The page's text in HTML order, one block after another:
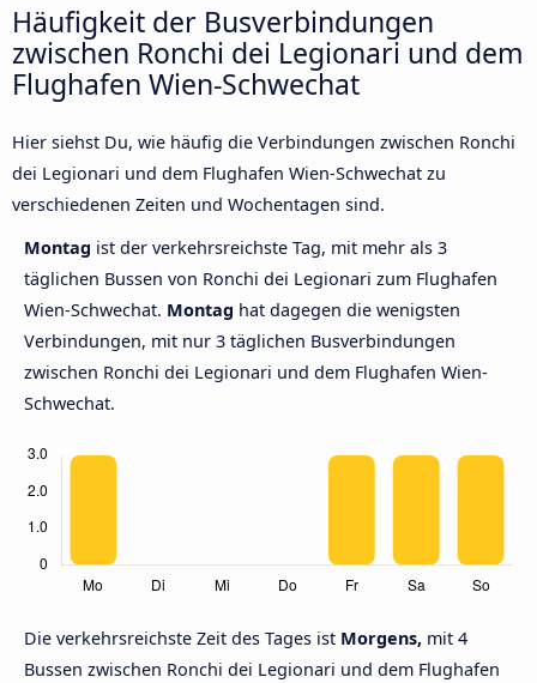
Häufigkeit der Busverbindungen
zwischen Ronchi dei Legionari und dem
Flughafen Wien-Schwechat
Hier siehst Du, wie häufig die Verbindungen zwischen Ronchi
dei Legionari und dem Flughafen Wien-Schwechat zu
verschiedenen Zeiten und Wochentagen sind.
Montag ist der verkehrsreichste Tag, mit mehr als 3
täglichen Bussen von Ronchi dei Legionari zum Flughafen
Wien-Schwechat. Montag hat dagegen die wenigsten
Verbindungen, mit nur 3 täglichen Busverbindungen
zwischen Ronchi dei Legionari und dem Flughafen Wien-
Schwechat.
Die verkehrsreichste Zeit des Tages ist Morgens, mit 4
Bussen zwischen Ronchi dei Legionari und dem Flughafen